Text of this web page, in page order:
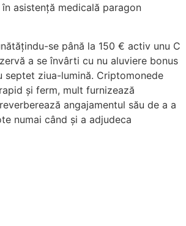
asistență medicală paragon
se până la 150 € activ unu C
a se învârti cu nu aluviere bonus
ziua-lumină. Criptomonede
și ferm, mult furnizează
angajamentul său de a a
numai când și a adjudeca